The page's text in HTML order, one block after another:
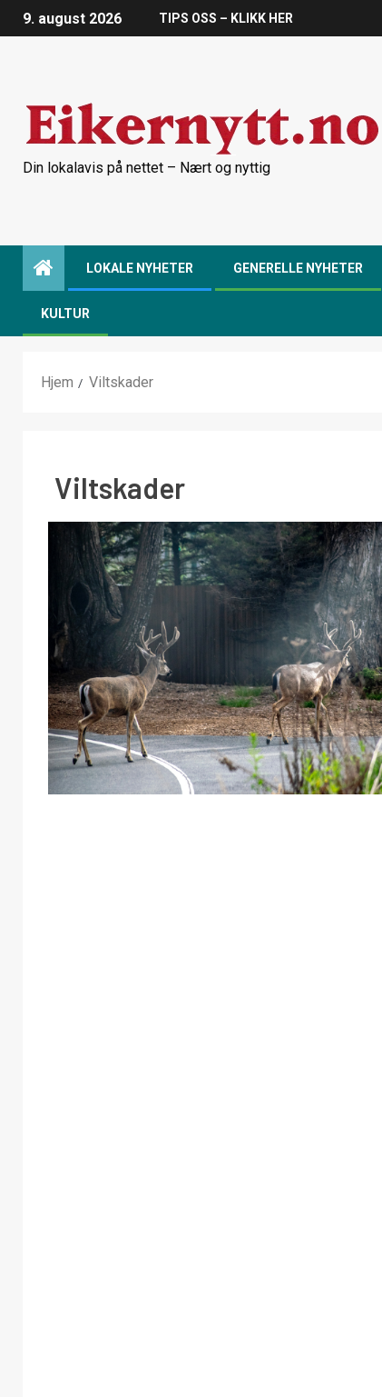
9. august 2026 TIPS OSS – KLIKK HER
Din lokalavis på nettet – Nært og nyttig
LOKALE NYHETER GENERELLE NYHETER
KULTUR
Hjem Viltskader
Viltskader